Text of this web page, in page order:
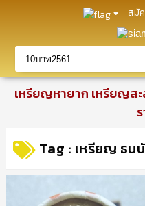
สมั
เหรียญหายาก เหรียญส
Tag : เหรียญ ธน